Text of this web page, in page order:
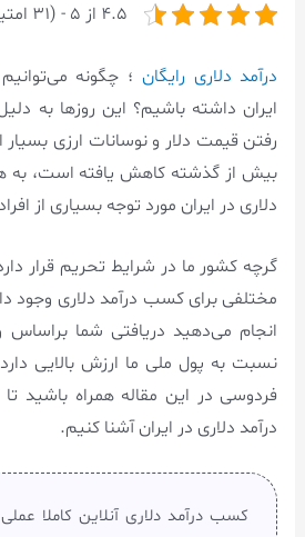
4.5 از 5 - (31 امتیاز)
درآمد دلاری رایگان ؛ چگونه
ایران داشته باشیم؟ این روزها به
رفتن قیمت دلار و نوسانات ارزی
بیش از گذشته کاهش یافته است، به
دلاری در ایران مورد توجه بسیاری از
گرچه کشور ما در شرایط تحریم قرار
مختلفی برای کسب درآمد دلاری وجود
انجام می‌دهید دریافتی شما براساس
نسبت به پول ملی ما ارزش بالایی
فردوسی در این مقاله همراه باشید
درآمد دلاری در ایران آشنا کنیم.
کسب درآمد دلاری آنلاین کاملا